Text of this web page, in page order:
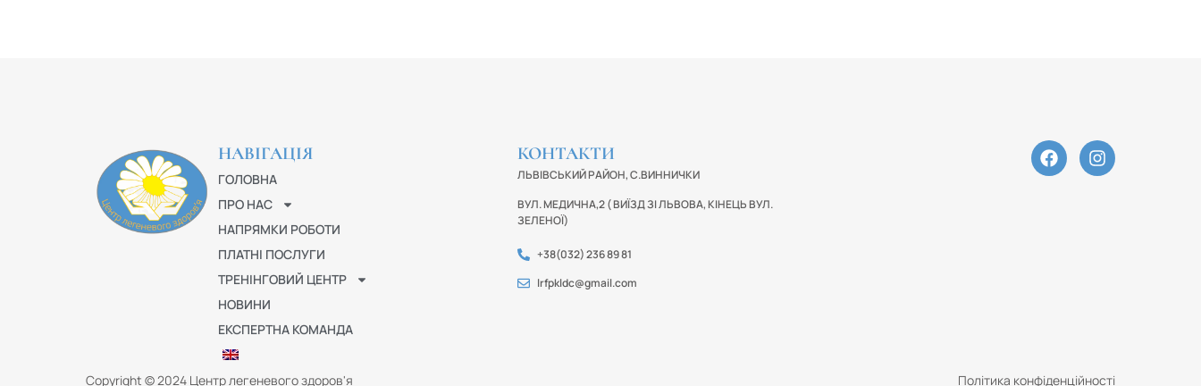
НАВІГАЦІЯ
ГОЛОВНА
ПРО НАС
НАПРЯМКИ РОБОТИ
ПЛАТНІ ПОСЛУГИ
ТРЕНІНГОВИЙ ЦЕНТР
НОВИНИ
ЕКСПЕРТНА КОМАНДА
КОНТАКТИ
ЛЬВІВСЬКИЙ РАЙОН, С.ВИННИЧКИ
ВУЛ. МЕДИЧНА,2 ( ВИЇЗД ЗІ ЛЬВОВА, КІНЕЦЬ ВУЛ.
ЗЕЛЕНОЇ)
+38(032) 236 89 81
lrfpkldc@gmail.com
Copyright © 2024 Центр легеневого здоров'я Політика конфіденційності